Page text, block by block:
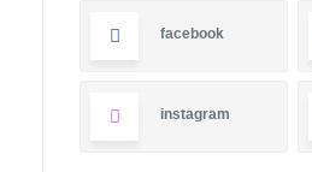
facebook
instagram